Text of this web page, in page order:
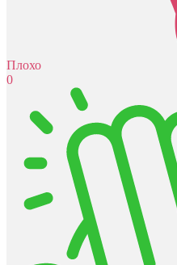
Плохо
0